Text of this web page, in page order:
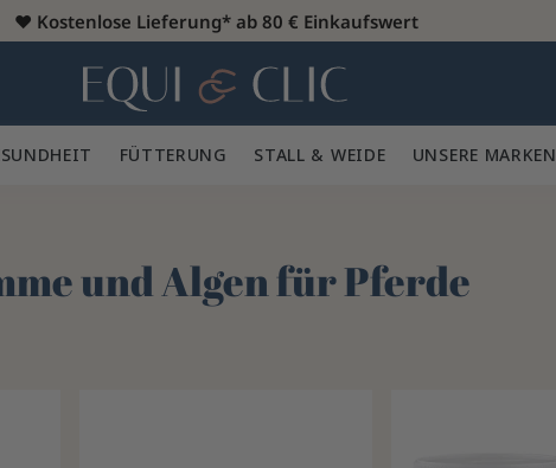
♥️ Kostenlose Lieferung* ab 80 € Einkaufswert
Heim
✨ FÜTTERUNG 🥕 STALL & WEIDE 🍃 UNSERE MARKEN
und Algen für Pferde